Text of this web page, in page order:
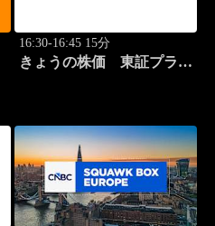
16:30-16:45 15分
きょうの株価 東証プライ